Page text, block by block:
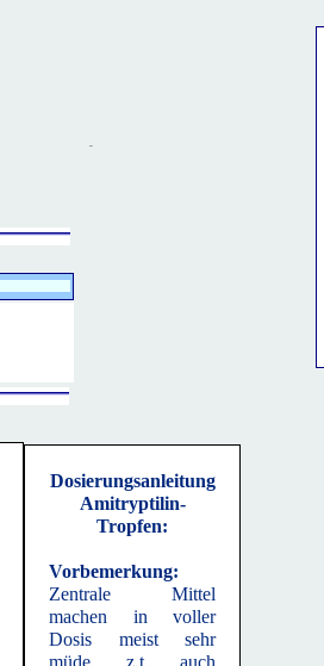
Dosierungsanleitung
Amitryptilin-
Tropfen:
Vorbemerkung:
Zentrale Mittel
machen in voller
Dosis meist sehr